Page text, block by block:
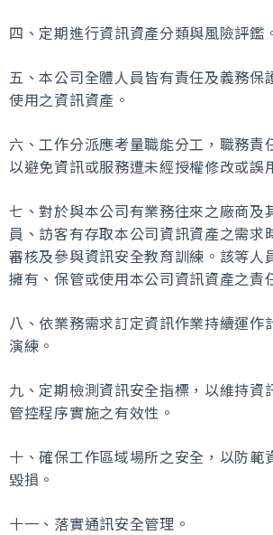
四、定期進行資訊資產分類與風險評鑑
五、本公司全體人員皆有責任及義務保
使用之資訊資產。
六、工作分派應考量職能分工，職務責
以避免資訊或服務遭未經授權修改或誤
七、對於與本公司有業務往來之廠商及
員、訪客有存取本公司資訊資產之需求
審核及參與資訊安全教育訓練。該等人
擁有、保管或使用本公司資訊資產之責
八、依業務需求訂定資訊作業持續運作
演練。
九、定期檢測資訊安全指標，以維持資
管控程序實施之有效性。
十、確保工作區域場所之安全，以防範
毀損。
十一、落實通訊安全管理。